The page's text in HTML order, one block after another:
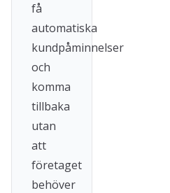
få
automatiska
kundpåminnelser
och
komma
tillbaka
utan
att
företaget
behöver